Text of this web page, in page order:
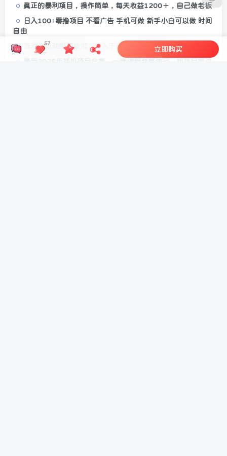
真正的暴利项目，操作简单，每天收益1200＋，自己做老板
日入100+零撸项目 不看广告 手机可做 新手小白可以做 时间
自由
游戏全自动搬砖技术，日入千元，新手小白当天上手！
57
立即购买